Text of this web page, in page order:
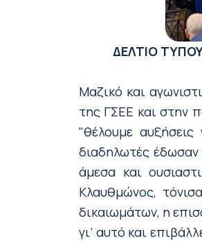
ΔΕΛΤΙΟ
Μαζικό και
της ΓΣΕΕ και στην
"θέλουμε
διαδηλωτές
άμεσα και
Κλαυθμώνος,
δικαιωμάτων, η
γι’ αυτό και